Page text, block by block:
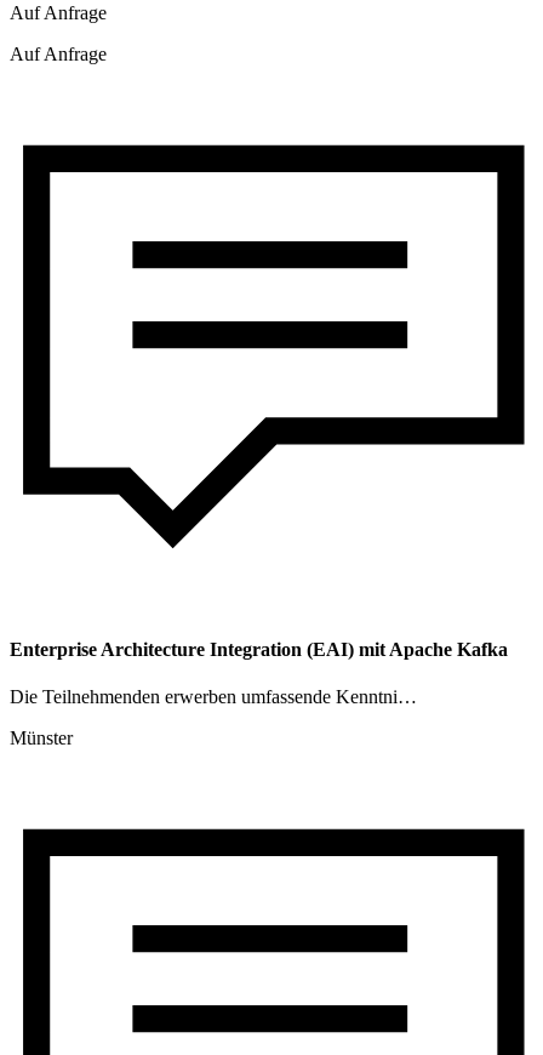
Auf Anfrage
Auf Anfrage
Enterprise Architecture Integration (EAI) mit Apache Kafka
Die Teilnehmenden erwerben umfassende Kenntni…
Münster